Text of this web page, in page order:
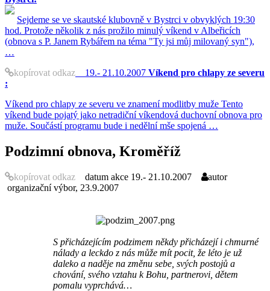
Sejdeme se ve skautské klubovně v Bystrci v obvyklých 19:30
hod. Protože několik z nás prožilo minulý víkend v Albeřicích
(obnova s P. Janem Rybářem na téma "Ty jsi můj milovaný syn"),
…
kopírovat odkaz 19.- 21.10.2007 Víkend pro chlapy ze severu
:
Víkend pro chlapy ze severu ve znamení modlitby muže Tento
víkend bude pojatý jako netradiční víkendová duchovní obnova pro
muže. Součástí programu bude i nedělní mše spojená …
Podzimní obnova, Kroměříž
kopírovat odkaz datum akce 19.- 21.10.2007 autor
organizační výbor, 23.9.2007
S přicházejícím podzimem někdy přicházejí i chmurné
nálady a leckdo z nás může mít pocit, že léto je už
daleko a naděje na změnu sebe, svých postojů a
chování, svého vztahu k Bohu, partnerovi, dětem
pomalu vyprchává…